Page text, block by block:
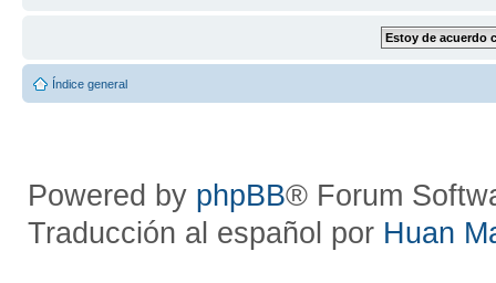
Índice general
Powered by phpBB® Forum
Traducción al español por Huan